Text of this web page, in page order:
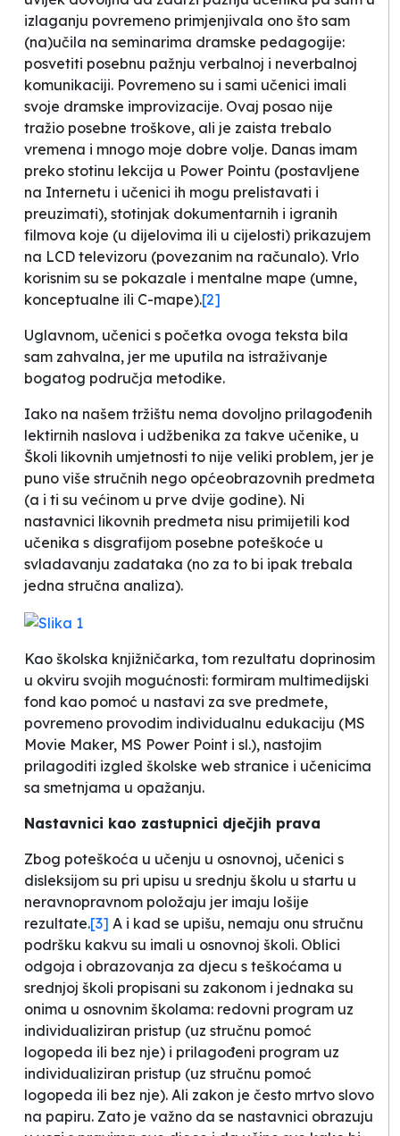
izlaganju povremeno primjenjivala ono što sam
(na)učila na seminarima dramske pedagogije:
posvetiti posebnu pažnju verbalnoj i neverbalnoj
komunikaciji. Povremeno su i sami učenici imali
svoje dramske improvizacije. Ovaj posao nije
tražio posebne troškove, ali je zaista trebalo
vremena i mnogo moje dobre volje. Danas imam
preko stotinu lekcija u Power Pointu (postavljene
na Internetu i učenici ih mogu prelistavati i
preuzimati), stotinjak dokumentarnih i igranih
filmova koje (u dijelovima ili u cijelosti) prikazujem
na LCD televizoru (povezanim na računalo). Vrlo
korisnim su se pokazale i mentalne mape (umne,
konceptualne ili C-mape).[2]
Uglavnom, učenici s početka ovoga teksta bila
sam zahvalna, jer me uputila na istraživanje
bogatog područja metodike.
Iako na našem tržištu nema dovoljno prilagođenih
lektirnih naslova i udžbenika za takve učenike, u
Školi likovnih umjetnosti to nije veliki problem, jer je
puno više stručnih nego općeobrazovnih predmeta
(a i ti su većinom u prve dvije godine). Ni
nastavnici likovnih predmeta nisu primijetili kod
učenika s disgrafijom posebne poteškoće u
svladavanju zadataka (no za to bi ipak trebala
jedna stručna analiza).
Kao školska knjižničarka, tom rezultatu doprinosim
u okviru svojih mogućnosti: formiram multimedijski
fond kao pomoć u nastavi za sve predmete,
povremeno provodim individualnu edukaciju (MS
Movie Maker, MS Power Point i sl.), nastojim
prilagoditi izgled školske web stranice i učenicima
sa smetnjama u opažanju.
Nastavnici kao zastupnici dječjih prava
Zbog poteškoća u učenju u osnovnoj, učenici s
disleksijom su pri upisu u srednju školu u startu u
neravnopravnom položaju jer imaju lošije
rezultate.[3] A i kad se upišu, nemaju onu stručnu
podršku kakvu su imali u osnovnoj školi. Oblici
odgoja i obrazovanja za djecu s teškoćama u
srednjoj školi propisani su zakonom i jednaka su
onima u osnovnim školama: redovni program uz
individualiziran pristup (uz stručnu pomoć
logopeda ili bez nje) i prilagođeni program uz
individualiziran pristup (uz stručnu pomoć
logopeda ili bez nje). Ali zakon je često mrtvo slovo
na papiru. Zato je važno da se nastavnici obrazuju